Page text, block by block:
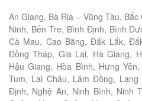
An Giang, Bà Rịa – Vũng Tàu,
Ninh, Bến Tre, Bình Định, Bình
Cà Mau, Cao Bằng, Đắk Lắk,
Đồng Tháp, Gia Lai, Hà Giang,
Hậu Giang, Hòa Bình, Hưng
Tum, Lai Châu, Lâm Đồng,
Định, Nghệ An, Ninh Bình, Ninh